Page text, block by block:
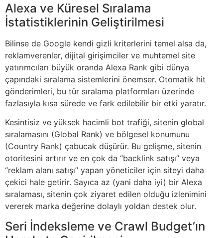
Alexa ve Küresel Sıralama
İstatistiklerinin Geliştirilmesi
Bilinse de Google kendi gizli kriterlerini temel alsa da,
reklamverenler, dijital girişimciler ve muhtemel site
yatırımcıları büyük oranda Alexa Rank gibi dünya
çapındaki sıralama sistemlerini önemser. Otomatik hit
gönderimleri, bu tür sıralama platformları üzerinde
fazlasıyla kısa sürede ve fark edilebilir bir etki yaratır.
Kesintisiz ve yüksek hacimli bot trafiği, sitenin global
sıralamasını (Global Rank) ve bölgesel konumunu
(Country Rank) çabucak düşürür. Bu gelişme, sitenin
otoritesini artırır ve en çok da “backlink satışı” veya
“reklam alanı satışı” yapan yöneticiler için siteyi daha
çekici hale getirir. Sayıca az (yani daha iyi) bir Alexa
sıralaması, sitenin çok ziyaret edilen olduğu izlenimini
vererek marka değerine dolaylı yoldan destek olur.
Seri İndeksleme ve Crawl Budget’ın